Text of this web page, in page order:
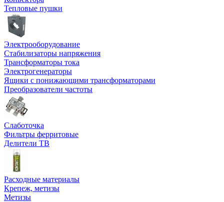
Тепловые пушки
Электрооборудование
Стабилизаторы напряжения
Трансформаторы тока
Электрогенераторы
Ящики с понижающими трансформаторами
Преобразователи частоты
Слаботочка
Фильтры ферритовые
Делители ТВ
Расходные материалы
Крепеж, метизы
Метизы